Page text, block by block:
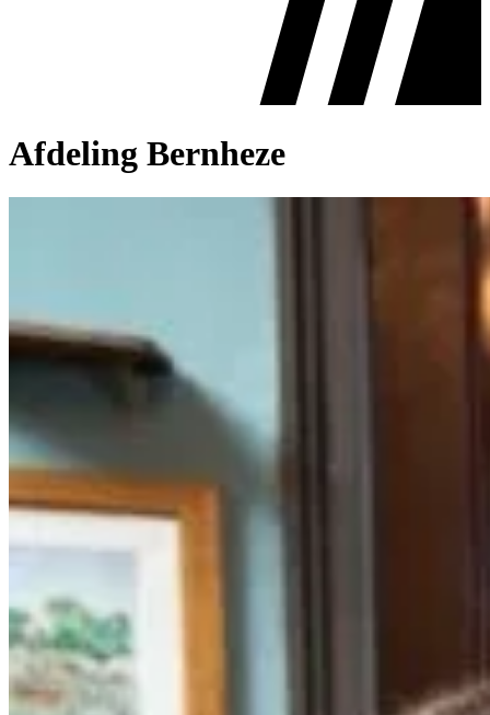
Afdeling Bernheze